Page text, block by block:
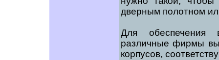
дверным полотном
Для обеспечения
различные фирмы
корпусов,